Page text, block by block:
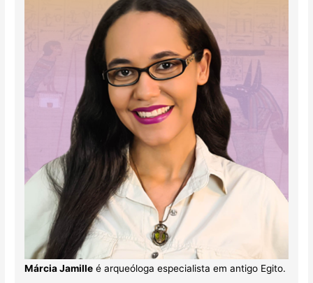
Márcia Jamilleé arqueóloga especialista em antigo Egito.